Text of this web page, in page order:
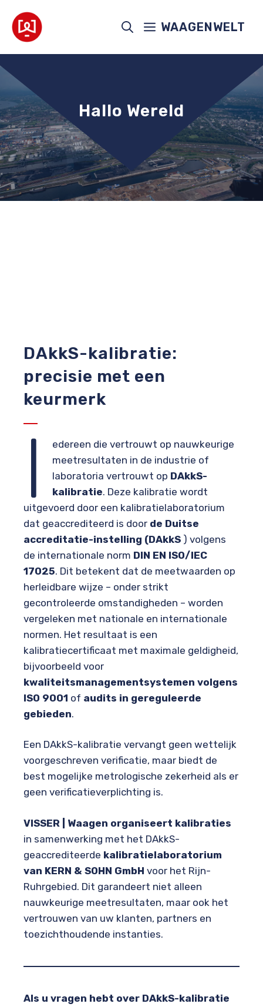
naar
inhoud
WAAGENWELT
Hallo Wereld
DAkkS-kalibratie:
precisie met een
keurmerk
I
edereen die vertrouwt op nauwkeurige
meetresultaten in de industrie of
laboratoria vertrouwt op DAkkS-
kalibratie. Deze kalibratie wordt
uitgevoerd door een kalibratielaboratorium
dat geaccrediteerd is door de Duitse
accreditatie-instelling (DAkkS ) volgens
de internationale norm DIN EN ISO/IEC
17025. Dit betekent dat de meetwaarden op
herleidbare wijze – onder strikt
gecontroleerde omstandigheden – worden
vergeleken met nationale en internationale
normen. Het resultaat is een
kalibratiecertificaat met maximale geldigheid,
bijvoorbeeld voor
kwaliteitsmanagementsystemen volgens
ISO 9001 of audits in gereguleerde
gebieden.
Een DAkkS-kalibratie vervangt geen wettelijk
voorgeschreven verificatie, maar biedt de
best mogelijke metrologische zekerheid als er
geen verificatieverplichting is.
VISSER | Waagen organiseert kalibraties
in samenwerking met het DAkkS-
geaccrediteerde kalibratielaboratorium
van KERN & SOHN GmbH voor het Rijn-
Ruhrgebied. Dit garandeert niet alleen
nauwkeurige meetresultaten, maar ook het
vertrouwen van uw klanten, partners en
toezichthoudende instanties.
Als u vragen hebt over DAkkS-kalibratie